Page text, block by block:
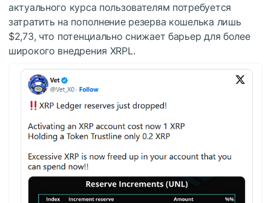
актуального курса пользователям потребуется
затратить на пополнение резерва кошелька лишь
$2,73, что потенциально снижает барьер для более
широкого внедрения XRPL.